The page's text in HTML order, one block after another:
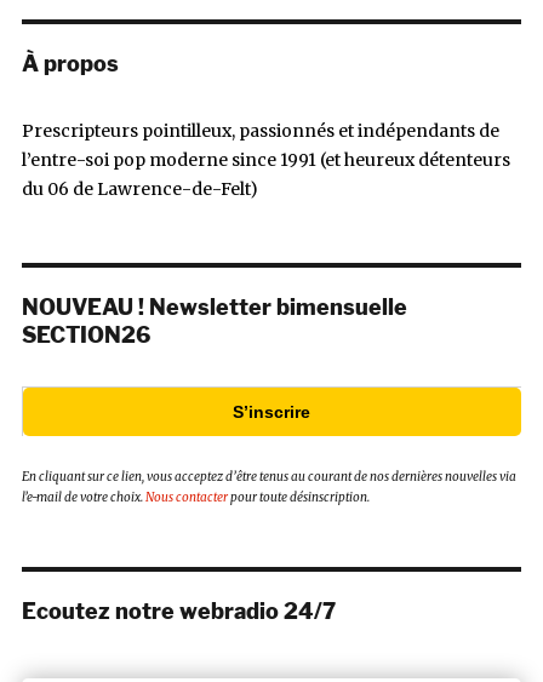
À propos
Prescripteurs pointilleux, passionnés et indépendants de
l’entre-soi pop moderne since 1991 (et heureux détenteurs
du 06 de Lawrence-de-Felt)
NOUVEAU ! Newsletter bimensuelle
SECTION26
S’inscrire
En cliquant sur ce lien, vous acceptez d’être tenus au courant de nos dernières nouvelles via
l’e-mail de votre choix.Nous contacterpour toute désinscription.
Ecoutez notre webradio 24/7